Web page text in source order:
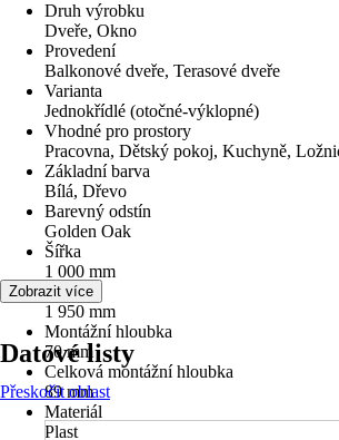
Druh výrobku
Dveře, Okno
Provedení
Balkonové dveře, Terasové dveře
Varianta
Jednokřídlé (otočné-výklopné)
Vhodné pro prostory
Pracovna, Dětský pokoj, Kuchyně,
Základní barva
Bílá, Dřevo
Barevný odstín
Golden Oak
Šířka
1 000 mm
Výška
1 950 mm
Montážní hloubka
70 mm
Celková montážní hloubka
89 mm
Materiál
Plast
Zobrazit více
Datové listy
Přeskočit oblast